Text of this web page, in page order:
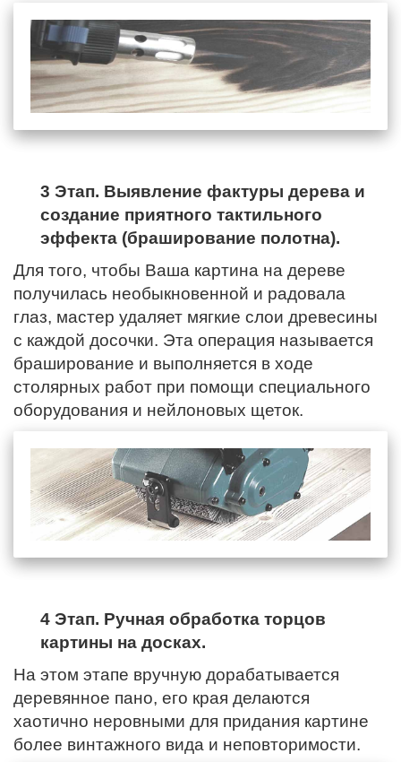
3 Этап. Выявление фактуры дерева и
создание приятного тактильного
эффекта (браширование полотна).
Для того, чтобы Ваша картина на дереве
получилась необыкновенной и радовала
глаз, мастер удаляет мягкие слои древесины
с каждой досочки. Эта операция называется
браширование и выполняется в ходе
столярных работ при помощи специального
оборудования и нейлоновых щеток.
4 Этап. Ручная обработка торцов
картины на досках.
На этом этапе вручную дорабатывается
деревянное пано, его края делаются
хаотично неровными для придания картине
более винтажного вида и неповторимости.